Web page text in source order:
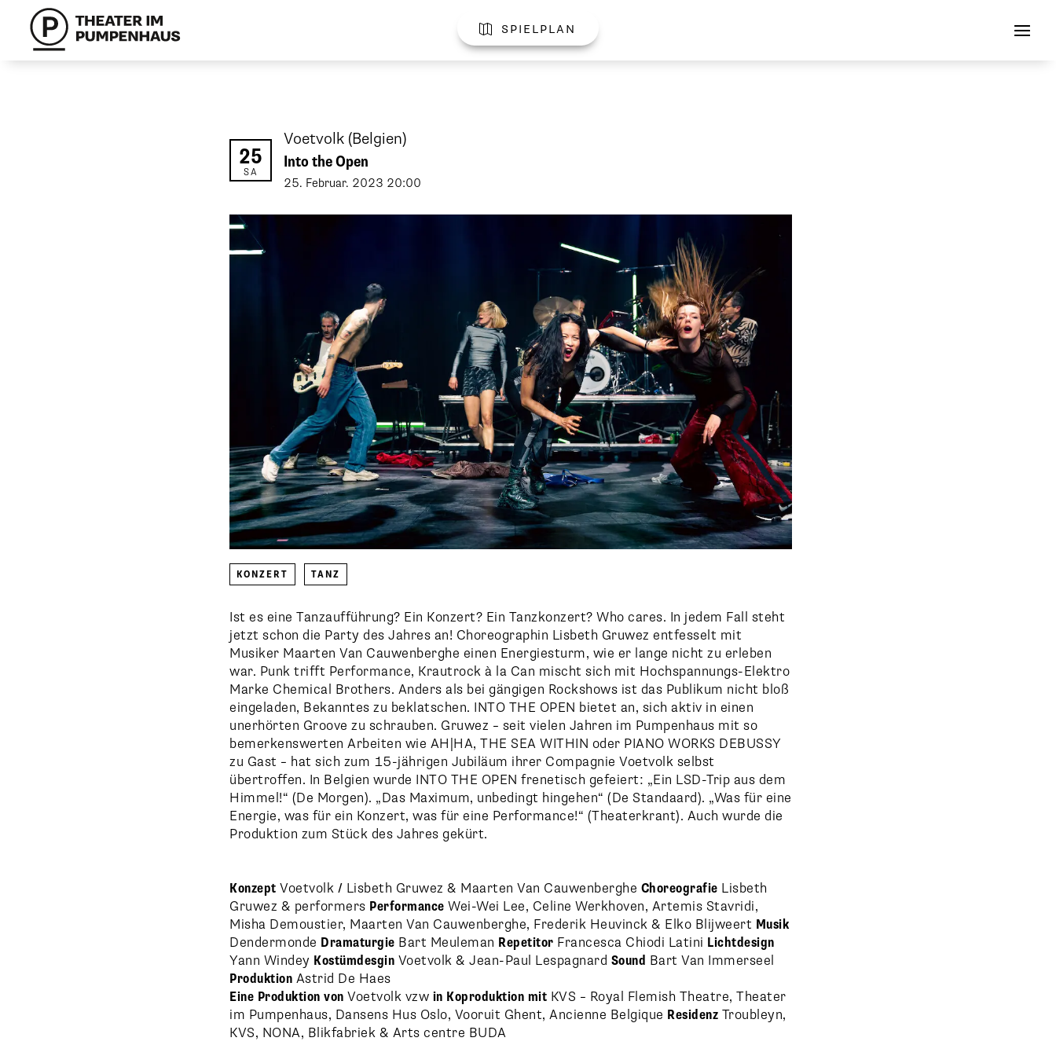
 spielplan
25
SA
Voetvolk (Belgien)
Into the Open
25. Februar. 2023 20:00
KONZERT TANZ
Ist es eine Tanzaufführung? Ein Konzert? Ein Tanzkonzert? Who cares. In jedem Fall steht
jetzt schon die Party des Jahres an! Choreographin Lisbeth Gruwez entfesselt mit
Musiker Maarten Van Cauwenberghe einen Energiesturm, wie er lange nicht zu erleben
war. Punk trifft Performance, Krautrock à la Can mischt sich mit Hochspannungs-Elektro
Marke Chemical Brothers. Anders als bei gängigen Rockshows ist das Publikum nicht bloß
eingeladen, Bekanntes zu beklatschen. INTO THE OPEN bietet an, sich aktiv in einen
unerhörten Groove zu schrauben. Gruwez – seit vielen Jahren im Pumpenhaus mit so
bemerkenswerten Arbeiten wie AH|HA, THE SEA WITHIN oder PIANO WORKS DEBUSSY
zu Gast – hat sich zum 15-jährigen Jubiläum ihrer Compagnie Voetvolk selbst
übertroffen. In Belgien wurde INTO THE OPEN frenetisch gefeiert: „Ein LSD-Trip aus dem
Himmel!“ (De Morgen). „Das Maximum, unbedingt hingehen“ (De Standaard). „Was für eine
Energie, was für ein Konzert, was für eine Performance!“ (Theaterkrant). Auch wurde die
Produktion zum Stück des Jahres gekürt.
Konzept Voetvolk / Lisbeth Gruwez & Maarten Van Cauwenberghe Choreografie Lisbeth
Gruwez & performers Performance Wei-Wei Lee, Celine Werkhoven, Artemis Stavridi,
Misha Demoustier, Maarten Van Cauwenberghe, Frederik Heuvinck & Elko Blijweert Musik
Dendermonde Dramaturgie Bart Meuleman Repetitor Francesca Chiodi Latini Lichtdesign
Yann Windey Kostümdesgin Voetvolk & Jean-Paul Lespagnard Sound Bart Van Immerseel
Produktion Astrid De Haes
Eine Produktion von Voetvolk vzw in Koproduktion mit KVS – Royal Flemish Theatre, Theater
im Pumpenhaus, Dansens Hus Oslo, Vooruit Ghent, Ancienne Belgique Residenz Troubleyn,
KVS, NONA, Blikfabriek & Arts centre BUDA